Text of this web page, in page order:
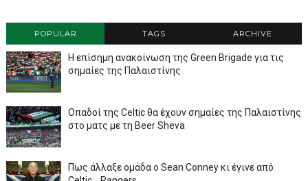
POPULAR TAGS ARCHIVE
Η επίσημη ανακοίνωση της Green Brigade για τις
σημαίες της Παλαιστίνης
Οπαδοί της Celtic θα έχουν σημαίες της Παλαιστίνης
στο ματς με τη Beer Sheva
Πως άλλαξε ομάδα ο Sean Conney κι έγινε από